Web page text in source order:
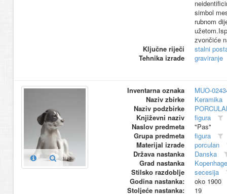
simbol
rubnom
zvončiće
Ključne riječi
stalni
Tehnika izrade
graviranje
Inventarna oznaka
MUO-
Naziv zbirke
Keramika
Naziv podzbirke
Književni naziv
figura
Naslov predmeta
"Pas"
Grupa predmeta
figura
Materijal izrade
porculan
Država nastanka
Danska
Grad nastanka
Stilsko razdoblje
secesija
Godina nastanka:
oko 1900
Stoljeće nastanka:
19